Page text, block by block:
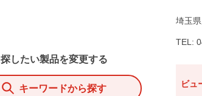
探したい製品を変更する
キーワードから探す
埼玉
TEL:
ビュ